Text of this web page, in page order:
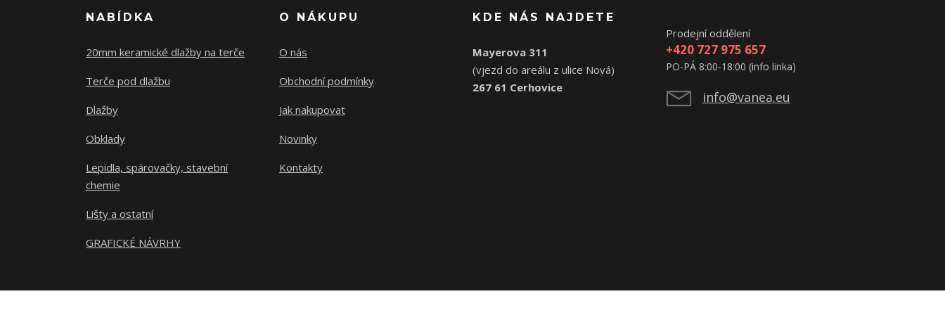
NABÍDKA
20mm keramické dlažby na terče
Terče pod dlažbu
Dlažby
Obklady
Lepidla, spárovačky, stavební
chemie
Lišty a ostatní
GRAFICKÉ NÁVRHY
O NÁKUPU
O nás
Obchodní podmínky
Jak nakupovat
Novinky
Kontakty
KDE NÁS NAJDETE
Mayerova 311
(vjezd do areálu z ulice Nová)
267 61 Cerhovice
Prodejní oddělení
+420 727 975 657
PO-PÁ 8:00-18:00 (info linka)
info@vanea.eu